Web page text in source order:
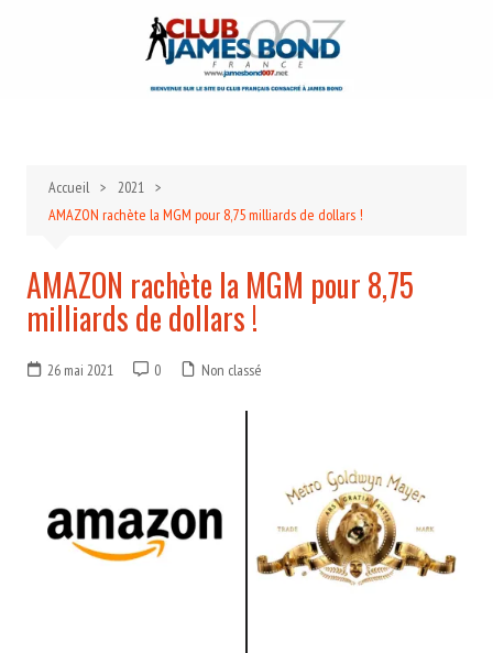
Accueil
2021
AMAZON rachète la MGM pour 8,75 milliards de dollars !
AMAZON rachète la MGM pour 8,75
milliards de dollars !
26 mai 2021 0 Non classé